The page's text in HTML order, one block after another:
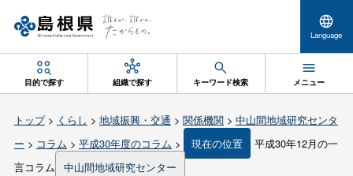
Language
目的で探す 組織で探す キーワード検索 メニュー
トップ> くらし > 地域振興・交通 > 関係機関> 中山間地域研究センタ
ー > コラム > 平成30年度のコラム > 現在の位置
平成30年12月の一
言コラム
中山間地域研究センター